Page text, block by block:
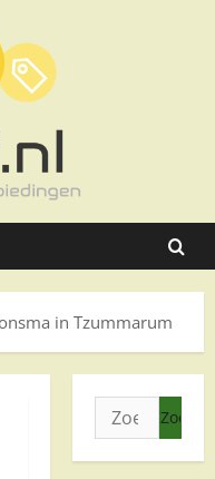
in Tzummarum
Zoeken
naar: